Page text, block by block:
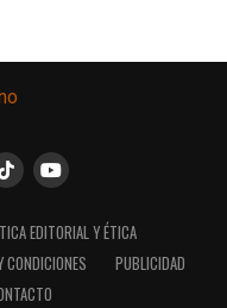
EDITORIAL Y ÉTICA
CONDICIONES
PUBLICIDAD